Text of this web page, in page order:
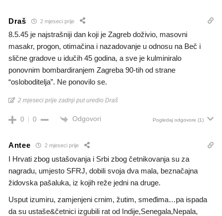
Draš 2 mjeseci prije
8.5.45 je najstrašniji dan koji je Zagreb doživio, masovni
masakr, progon, otimačina i nazadovanje u odnosu na Beč i
slične gradove u idučih 45 godina, a sve je kulminiralo
ponovnim bombardiranjem Zagreba 90-tih od strane
“osloboditelja”. Ne ponovilo se.
2 mjeseci prije zadnji put uredio Draš
0 0 Odgovori Pogledaj odgovore (1)
Antee 2 mjeseci prije
I Hrvati zbog ustašovanja i Srbi zbog četnikovanja su za
nagradu, umjesto SFRJ, dobili svoja dva mala, beznačajna
židovska pašaluka, iz kojih reže jedni na druge.
Usput izumiru, zamjenjeni crnim, žutim, smeđima…pa ispada
da su ustaše&četnici izgubili rat od Indije,Senegala,Nepala,